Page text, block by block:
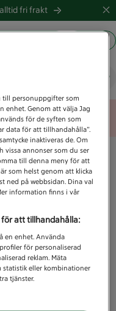
alltid fri frakt
till personuppgifter som
enhet. Genom att välja Jag
för de syften som
data för att tillhandahålla”.
inaktiveras de. Om
vissa annonser som du ser
till denna meny för att
som helst genom att klicka
ned på webbsidan. Dina val
information finns i vår
att tillhandahålla:
en enhet. Använda
för personaliserad
reklam. Mäta
statistik eller kombinationer
tjänster.